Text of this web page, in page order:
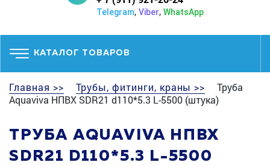
Telegram, Viber, WhatsApp
КАТАЛОГ ТОВАРОВ
Главная >> Трубы, фитинги, краны >>
Труба
Aquaviva НПВХ SDR21 d110*5.3 L-5500 (штука)
ТРУБА AQUAVIVA НПВХ
SDR21 D110*5.3 L-5500